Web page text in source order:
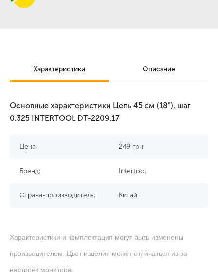
Характеристики Описание
Основные характеристики Цепь 45 см (18"), шаг
0.325 INTERTOOL DT-2209.17
Цена: 249 грн
Бренд: Intertool
Страна-производитель: Китай
Характеристики и комплектация могут быть изменены
производителем. Цвет изделия может отличаться из-за
настроек монитора.